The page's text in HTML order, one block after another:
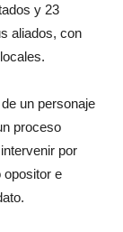
y 23
aliados, con
un personaje
proceso
por
opositor e